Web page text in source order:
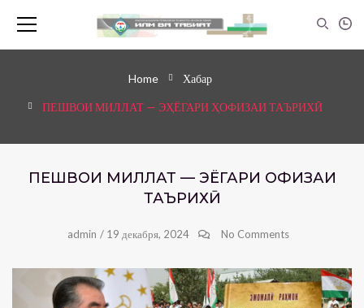
Home Хабар
ПЕШВОИ МИЛЛАТ — ЭҲЁГАРИ ҲОФИЗАИ ТАЪРИХӢ
ПЕШВОИ МИЛЛАТ — ЭҲЁГАРИ ҲОФИЗАИ
ТАЪРИХӢ
admin / 19 декабря, 2024 No Comments